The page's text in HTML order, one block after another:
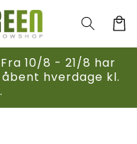
10/8 - 21/8 har
hverdage kl.